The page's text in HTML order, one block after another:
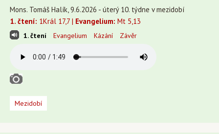
Mons. Tomáš Halík, 9.6.2026 - úterý 10. týdne v mezidobí
1. čtení: 1Král 17,7 | Evangelium: Mt 5,13
1. čtení Evangelium Kázání Závěr
Mezidobí